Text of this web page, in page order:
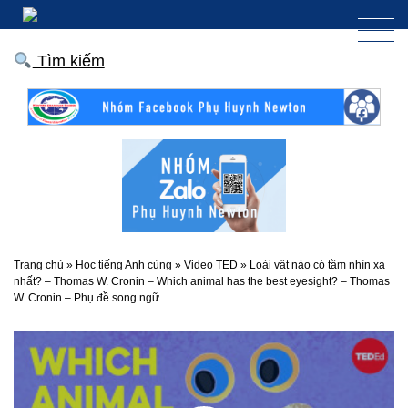
Tìm kiếm
Trang chủ » Học tiếng Anh cùng » Video TED » Loài vật nào có tầm nhìn xa
nhất? – Thomas W. Cronin – Which animal has the best eyesight? – Thomas
W. Cronin – Phụ đề song ngữ